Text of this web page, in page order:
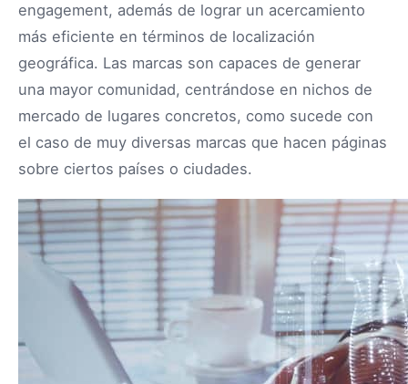
engagement, además de lograr un acercamiento
más eficiente en términos de localización
geográfica. Las marcas son capaces de generar
una mayor comunidad, centrándose en nichos de
mercado de lugares concretos, como sucede con
el caso de muy diversas marcas que hacen páginas
sobre ciertos países o ciudades.